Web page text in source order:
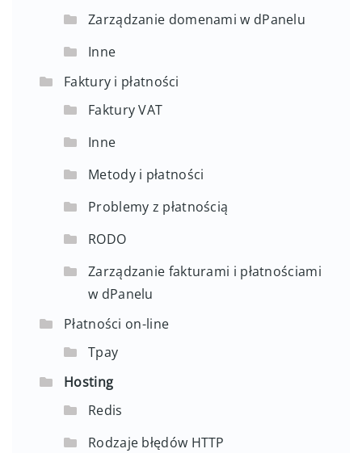
Zarządzanie domenami w dPanelu
Inne
Faktury i płatności
Faktury VAT
Inne
Metody i płatności
Problemy z płatnością
RODO
Zarządzanie fakturami i płatnościami
w dPanelu
Płatności on-line
Tpay
Hosting
Redis
Rodzaje błędów HTTP